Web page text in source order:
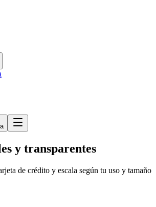
y transparentes
de crédito y escala según tu uso y tamaño